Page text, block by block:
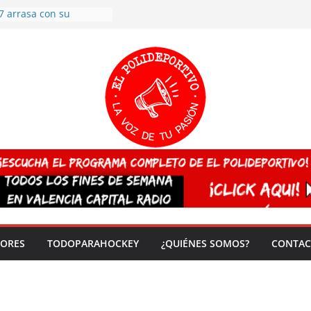
arrasa con su
España sub20
del mundo
vez!
TODOPARAHOCKEY ¿QUIÉNES SOMOS?